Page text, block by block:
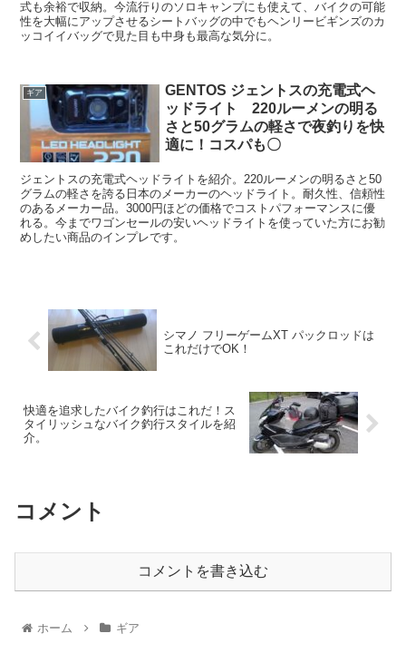
式も余裕で収納。今流行りのソロキャンプにも使えて、バイクの可能
性を大幅にアップさせるシートバッグの中でもヘンリービギンズのカ
ッコイイバッグで見た目も中身も最高な気分に。
ギア
GENTOS ジェントスの充電式ヘ
ッドライト 220ルーメンの明る
さと50グラムの軽さで夜釣りを快
適に！コスパも〇
ジェントスの充電式ヘッドライトを紹介。220ルーメンの明るさと50
グラムの軽さを誇る日本のメーカーのヘッドライト。耐久性、信頼性
のあるメーカー品。3000円ほどの価格でコストパフォーマンスに優
れる。今までワゴンセールの安いヘッドライトを使っていた方にお勧
めしたい商品のインプレです。
シマノ フリーゲームXT パックロッドは
これだけでOK！
快適を追求したバイク釣行はこれだ！ス
タイリッシュなバイク釣行スタイルを紹
介。
コメント
コメントを書き込む
ホーム ギア